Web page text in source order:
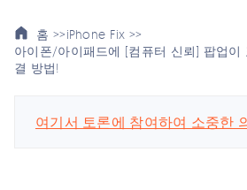
홈 >>iPhone Fix >>
아이폰/아이패드에 [컴퓨터 신뢰] 팝업이
결 방법!
여기서 토론에 참여하여 소중한